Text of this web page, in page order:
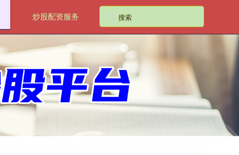
炒股配资服务